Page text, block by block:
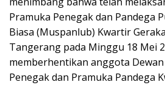
Pramuka Penegak dan Pandega
Biasa (Muspanlub) Kwartir
Tangerang pada Minggu 18 Mei
memberhentikan anggota
Penegak dan Pramuka Pandega